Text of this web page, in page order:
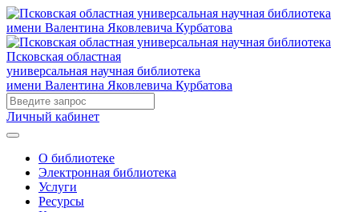
Псковская областная
универсальная научная библиотека
имени Валентина Яковлевича Курбатова
Личный кабинет
О библиотеке
Электронная библиотека
Услуги
Ресурсы